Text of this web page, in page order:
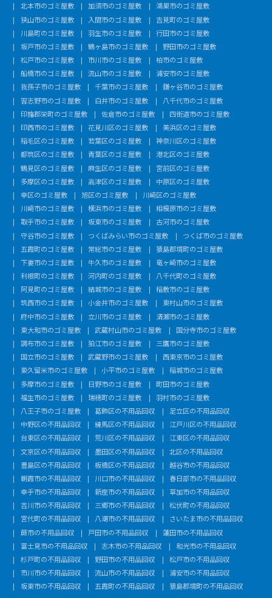
北本市のゴミ屋敷
加須市のゴミ屋敷
鴻巣市のゴミ屋敷
狭山市のゴミ屋敷
入間市のゴミ屋敷
吉見町のゴミ屋敷
川島町のゴミ屋敷
羽生市のゴミ屋敷
行田市のゴミ屋敷
坂戸市のゴミ屋敷
鶴ヶ島市のゴミ屋敷
野田市のゴミ屋敷
松戸市のゴミ屋敷
市川市のゴミ屋敷
柏市のゴミ屋敷
船橋市のゴミ屋敷
流山市のゴミ屋敷
浦安市のゴミ屋敷
我孫子市のゴミ屋敷
千葉市のゴミ屋敷
鎌ヶ谷市のゴミ屋敷
習志野市のゴミ屋敷
白井市のゴミ屋敷
八千代市のゴミ屋敷
印旛郡栄町のゴミ屋敷
佐倉市のゴミ屋敷
四街道市のゴミ屋敷
印西市のゴミ屋敷
花見川区のゴミ屋敷
美浜区のゴミ屋敷
稲毛区のゴミ屋敷
若葉区のゴミ屋敷
神奈川区のゴミ屋敷
都筑区のゴミ屋敷
青葉区のゴミ屋敷
港北区のゴミ屋敷
鶴見区のゴミ屋敷
麻生区のゴミ屋敷
宮前区のゴミ屋敷
多摩区のゴミ屋敷
高津区のゴミ屋敷
中原区のゴミ屋敷
幸区のゴミ屋敷
旭区のゴミ屋敷
川崎区のゴミ屋敷
川崎市のゴミ屋敷
横浜市のゴミ屋敷
相模原市のゴミ屋敷
取手市のゴミ屋敷
坂東市のゴミ屋敷
古河市のゴミ屋敷
守谷市のゴミ屋敷
つくばみらい市のゴミ屋敷
つくば市のゴミ屋敷
五霞町のゴミ屋敷
常総市のゴミ屋敷
猿島郡境町のゴミ屋敷
下妻市のゴミ屋敷
牛久市のゴミ屋敷
竜ヶ崎市のゴミ屋敷
利根町のゴミ屋敷
河内町のゴミ屋敷
八千代町のゴミ屋敷
阿見町のゴミ屋敷
結城市のゴミ屋敷
稲敷市のゴミ屋敷
筑西市のゴミ屋敷
小金井市のゴミ屋敷
東村山市のゴミ屋敷
府中市のゴミ屋敷
立川市のゴミ屋敷
清瀬市のゴミ屋敷
東大和市のゴミ屋敷
武蔵村山市のゴミ屋敷
国分寺市のゴミ屋敷
調布市のゴミ屋敷
狛江市のゴミ屋敷
三鷹市のゴミ屋敷
国立市のゴミ屋敷
武蔵野市のゴミ屋敷
西東京市のゴミ屋敷
東久留米市のゴミ屋敷
小平市のゴミ屋敷
稲城市のゴミ屋敷
多摩市のゴミ屋敷
日野市のゴミ屋敷
町田市のゴミ屋敷
福生市のゴミ屋敷
瑞穂町のゴミ屋敷
羽村市のゴミ屋敷
八王子市のゴミ屋敷
葛飾区の不用品回収
足立区の不用品回収
中野区の不用品回収
練馬区の不用品回収
江戸川区の不用品回収
台東区の不用品回収
荒川区の不用品回収
江東区の不用品回収
文京区の不用品回収
墨田区の不用品回収
北区の不用品回収
豊島区の不用品回収
板橋区の不用品回収
越谷市の不用品回収
朝霞市の不用品回収
川口市の不用品回収
春日部市の不用品回収
幸手市の不用品回収
新座市の不用品回収
草加市の不用品回収
吉川市の不用品回収
三郷市の不用品回収
松伏町の不用品回収
宮代町の不用品回収
八潮市の不用品回収
さいたま市の不用品回収
蕨市の不用品回収
戸田市の不用品回収
蓮田市の不用品回収
富士見市の不用品回収
志木市の不用品回収
和光市の不用品回収
杉戸町の不用品回収
野田市の不用品回収
松戸市の不用品回収
市川市の不用品回収
流山市の不用品回収
浦安市の不用品回収
坂東市の不用品回収
五霞町の不用品回収 猿島郡境町の不用品回収